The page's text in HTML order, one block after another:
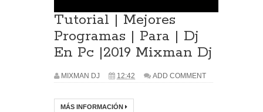
Tutorial | Mejores
Programas | Para | Dj
En Pc |2019 Mixman Dj
MIXMAN DJ 12:42 ADD COMMENT
MÁS INFORMACIÓN